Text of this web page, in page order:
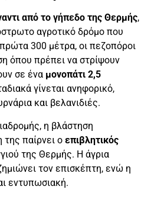
από το γήπεδο της Θερμής,
αγροτικό δρόμο που
300 μέτρα, οι πεζοπόροι
όπου πρέπει να στρίψουν
σε ένα μονοπάτι 2,5
γίνεται ανηφορικό,
και βελανιδιές.
η βλάστηση
της παίρνει ο επιβλητικός
της Θερμής. Η άγρια
τον επισκέπτη, ενώ η
εντυπωσιακή.